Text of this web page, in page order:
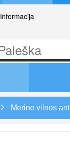
Informacija
Merino vilnos